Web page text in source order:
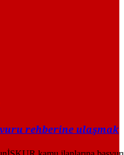
rehberine ulaşmak